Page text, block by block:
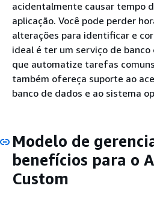
acidentalmente causar tempo
aplicação. Você pode perder
alterações para identificar e
ideal é ter um serviço de
que automatize tarefas
também ofereça suporte ao
banco de dados e ao sistema
Modelo de
benefícios para o
Custom